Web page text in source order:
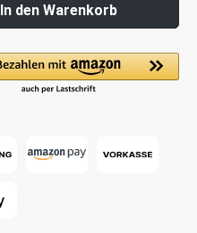
In den Warenkorb